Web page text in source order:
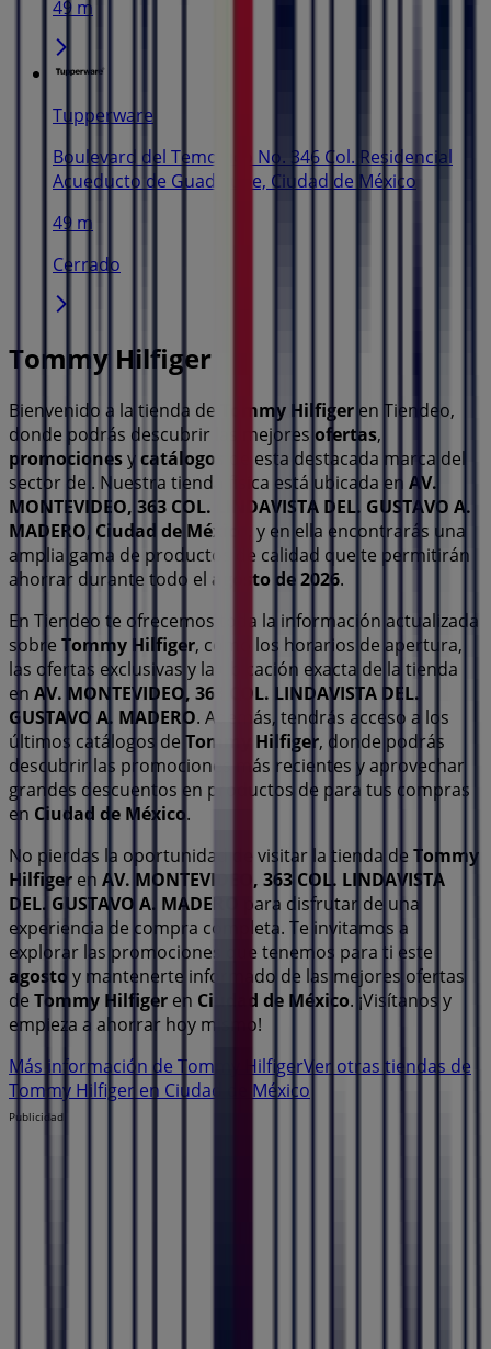
49 m
Tupperware
Boulevard del Temoluco No. 346 Col. Residencial
Acueducto de Guadalupe, Ciudad de México
49 m
Cerrado
Tommy Hilfiger
Bienvenido a la tienda de Tommy Hilfiger en Tiendeo,
donde podrás descubrir las mejores ofertas,
promocionesycatálogos
de esta destacada marca del
sector de . Nuestra tienda física está ubicada en AV.
MONTEVIDEO, 363 COL. LINDAVISTA DEL. GUSTAVO A.
MADERO, Ciudad de México
, y en ella encontrarás una
amplia gama de productos de calidad que te permitirán
ahorrar durante todo el agosto de 2026.
En Tiendeo te ofrecemos toda la información actualizada
sobre Tommy Hilfiger, como los horarios de apertura,
las ofertas exclusivas y la ubicación exacta de la tienda
en AV. MONTEVIDEO, 363 COL. LINDAVISTA DEL.
GUSTAVO A. MADERO. Además, tendrás acceso a los
últimos catálogos de Tommy Hilfiger, donde podrás
descubrir las promociones más recientes y aprovechar
grandes descuentos en productos de para tus compras
en Ciudad de México.
No pierdas la oportunidad de visitar la tienda de Tommy
Hilfiger en AV. MONTEVIDEO, 363 COL. LINDAVISTA
DEL. GUSTAVO A. MADERO
para disfrutar de una
experiencia de compra completa. Te invitamos a
explorar las promociones que tenemos para ti este
agosto y mantenerte informado de las mejores ofertas
de Tommy Hilfiger en Ciudad de México. ¡Visítanos y
empieza a ahorrar hoy mismo!
Más información de Tommy HilfigerVer otras tiendas de
Tommy Hilfiger en Ciudad de México
Publicidad